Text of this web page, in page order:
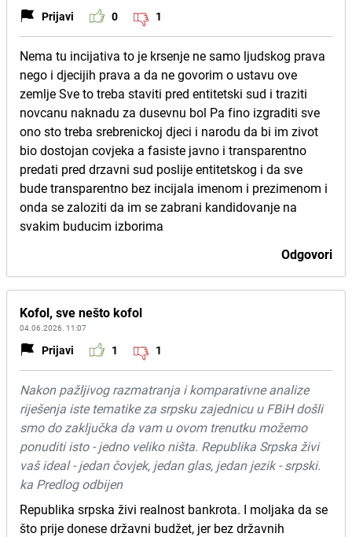
Prijavi 0 1
Nema tu incijativa to je krsenje ne samo ljudskog prava
nego i djecijih prava a da ne govorim o ustavu ove
zemlje Sve to treba staviti pred entitetski sud i traziti
novcanu naknadu za dusevnu bol Pa fino izgraditi sve
ono sto treba srebrenickoj djeci i narodu da bi im zivot
bio dostojan covjeka a fasiste javno i transparentno
predati pred drzavni sud poslije entitetskog i da sve
bude transparentno bez incijala imenom i prezimenom i
onda se zaloziti da im se zabrani kandidovanje na
svakim buducim izborima
Odgovori
Kofol, sve nešto kofol
04.06.2026. 11:07
Prijavi 1 1
Nakon pažljivog razmatranja i komparativne analize
riješenja iste tematike za srpsku zajednicu u FBiH došli
smo do zaključka da vam u ovom trenutku možemo
ponuditi isto - jedno veliko ništa. Republika Srpska živi
vaš ideal - jedan čovjek, jedan glas, jedan jezik - srpski.
ka Predlog odbijen
Republika srpska živi realnost bankrota. I moljaka da se
što prije donese državni budžet, jer bez državnih